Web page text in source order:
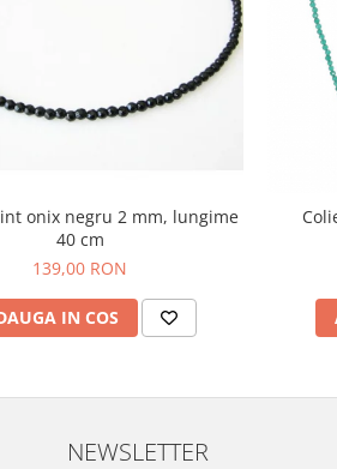
onix negru 2 mm, lungime
40 cm
139,00 RON
IN COS
NEWSLETTER